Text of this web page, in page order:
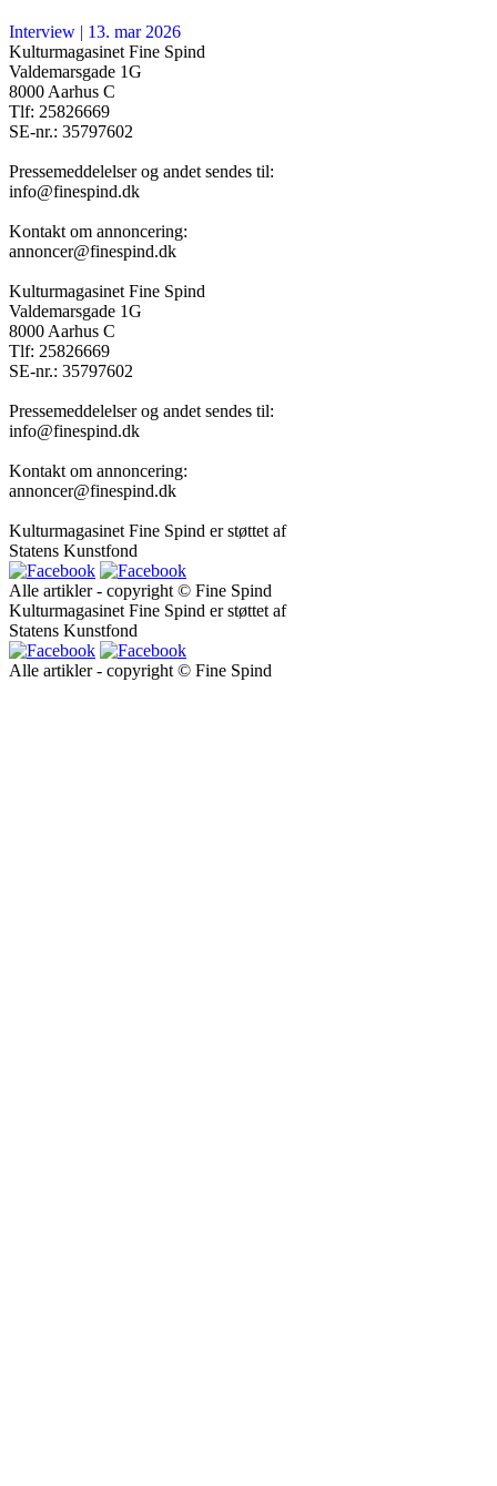
Interview | 13. mar 2026
Kulturmagasinet Fine Spind
Valdemarsgade 1G
8000 Aarhus C
Tlf: 25826669
SE-nr.: 35797602
Pressemeddelelser og andet sendes til:
info@finespind.dk
Kontakt om annoncering:
annoncer@finespind.dk
Kulturmagasinet Fine Spind
Valdemarsgade 1G
8000 Aarhus C
Tlf: 25826669
SE-nr.: 35797602
Pressemeddelelser og andet sendes til:
info@finespind.dk
Kontakt om annoncering:
annoncer@finespind.dk
Kulturmagasinet Fine Spind er støttet af
Statens Kunstfond
Alle artikler - copyright © Fine Spind
Kulturmagasinet Fine Spind er støttet af
Statens Kunstfond
Alle artikler - copyright © Fine Spind